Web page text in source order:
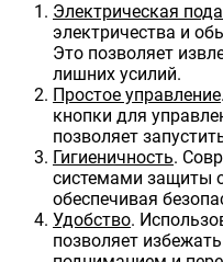
Электрическая
электричества и
Это позволяет
лишних усилий.
Простое управление
кнопки для
позволяет
Гигиеничность.
системами защиты
обеспечивая
Удобство.
позволяет